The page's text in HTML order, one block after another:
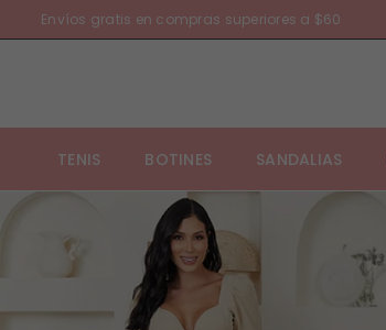
Envíos gratis en compras superiores a $60
TENIS BOTINES SANDALIAS